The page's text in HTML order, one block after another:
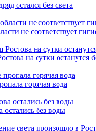
остался без света
не соответствует
на сутки останутся
горячая вода
без воды